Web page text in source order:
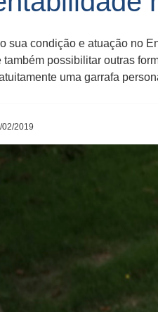
sua condição e atuação no
também possibilitar outras
uma garrafa
02/2019